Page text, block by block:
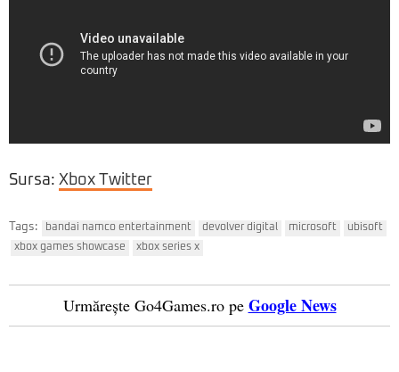
Sursa: Xbox Twitter
Tags: bandai namco entertainment devolver digital microsoft
ubisoft
xbox games showcase
xbox series x
Urmărește Go4Games.ro pe Google News